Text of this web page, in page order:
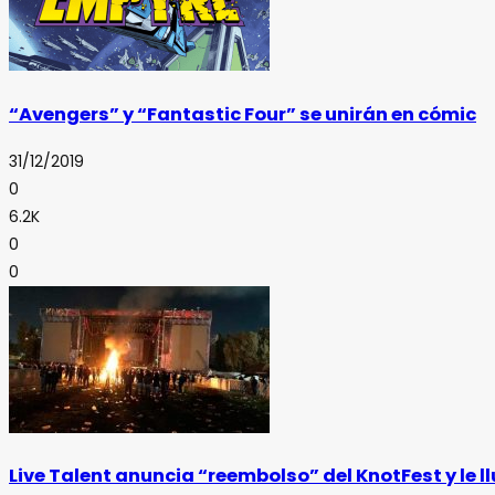
“Avengers” y “Fantastic Four” se unirán en cómic
31/12/2019
0
6.2K
0
0
Live Talent anuncia “reembolso” del KnotFest y le